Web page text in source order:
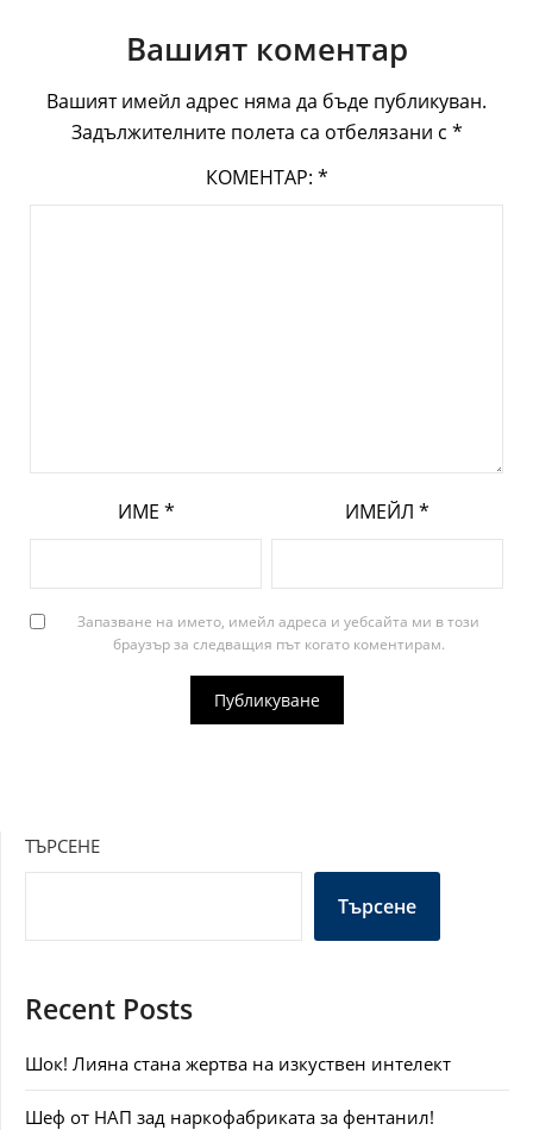
Вашият коментар
Вашият имейл адрес няма да бъде публикуван.
Задължителните полета са отбелязани с *
КОМЕНТАР: *
ИМЕ * ИМЕЙЛ *
Запазване на името, имейл адреса и уебсайта ми в този
браузър за следващия път когато коментирам.
ТЪРСЕНЕ
Търсене
Recent Posts
Шок! Лияна стана жертва на изкуствен интелект
Шеф от НАП зад наркофабриката за фентанил!